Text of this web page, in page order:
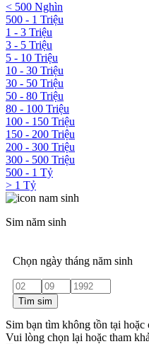
< 500 Nghìn
500 - 1 Triệu
1 - 3 Triệu
3 - 5 Triệu
5 - 10 Triệu
10 - 30 Triệu
30 - 50 Triệu
50 - 80 Triệu
80 - 100 Triệu
100 - 150 Triệu
150 - 200 Triệu
200 - 300 Triệu
300 - 500 Triệu
500 - 1 Tỷ
> 1 Tỷ
Sim năm sinh
Chọn ngày tháng năm sinh
Tìm sim
Sim bạn tìm không tồn tại hoặc
Vui lòng chọn lại hoặc tham